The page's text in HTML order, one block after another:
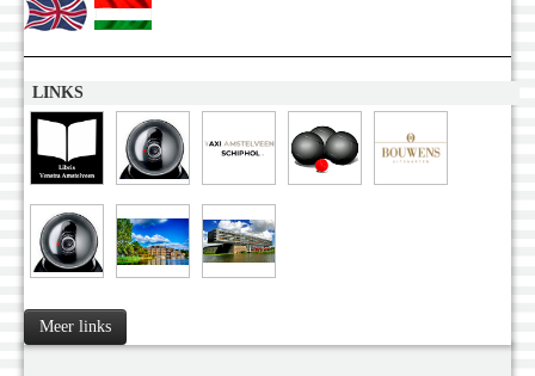
LINKS
Meer links